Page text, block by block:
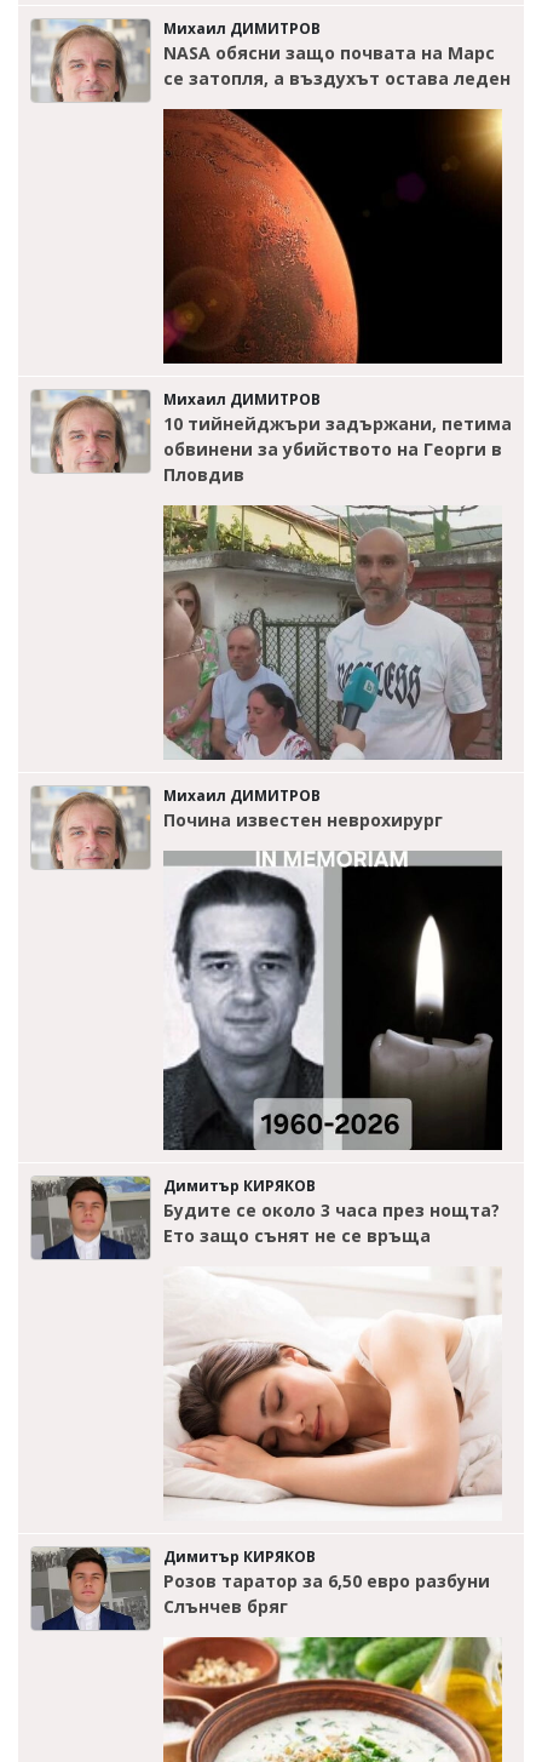
Михаил ДИМИТРОВ
NASA обясни защо почвата на Марс
се затопля, а въздухът остава леден
Михаил ДИМИТРОВ
10 тийнейджъри задържани, петима
обвинени за убийството на Георги в
Пловдив
Михаил ДИМИТРОВ
Почина известен неврохирург
Димитър КИРЯКОВ
Будите се около 3 часа през нощта?
Ето защо сънят не се връща
Димитър КИРЯКОВ
Розов таратор за 6,50 евро разбуни
Слънчев бряг